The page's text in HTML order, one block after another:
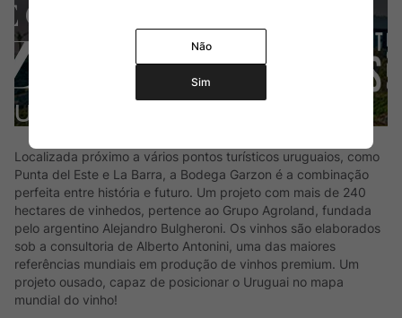
Localizada próximo a vários pontos turísticos uruguaios, como
Punta del Este e La Barra, a Bodega Garzon é a combinação
perfeita entre história e futuro. Um projeto com mais de 240
hectares de vinhedos, pertence ao Grupo Agroland, fundada
pelo argentino Alejandro Bulgheroni. Os vinhos são elaborados
sob a consultoria de Alberto Antonini, uma das maiores
referências mundiais em produção de vinhos premium. Um
projeto ousado, capaz de posicionar o Uruguai no mapa
mundial do vinho!
Não
Sim